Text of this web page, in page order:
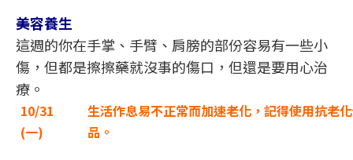
美容養生
這週的你在手掌、手臂、肩膀的部份容易有一些小
傷，但都是擦擦藥就沒事的傷口，但還是要用心治
療。
10/31
(一)
生活作息易不正常而加速老化，記得使用抗老
品。